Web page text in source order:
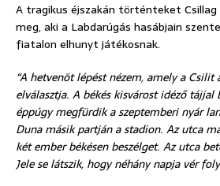
A tragikus éjszakán történteket
meg, aki a Labdarúgás hasábjain
fiatalon elhunyt játékosnak.
“A hetvenöt lépést nézem, amely a
elválasztja. A békés kisvárost idéző tájjal
éppúgy megfürdik a szeptemberi nyár
Duna másik partján a stadion. Az utca
két ember békésen beszélget. Az utca
Jele se látszik, hogy néhány napja vér